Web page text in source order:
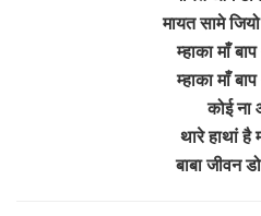
मायत सामे
म्हाका माँ
म्हाका माँ
कोई ना
थारे हाथां है
बाबा जीवन